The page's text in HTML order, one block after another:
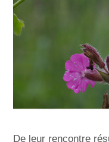
De leur rencontre